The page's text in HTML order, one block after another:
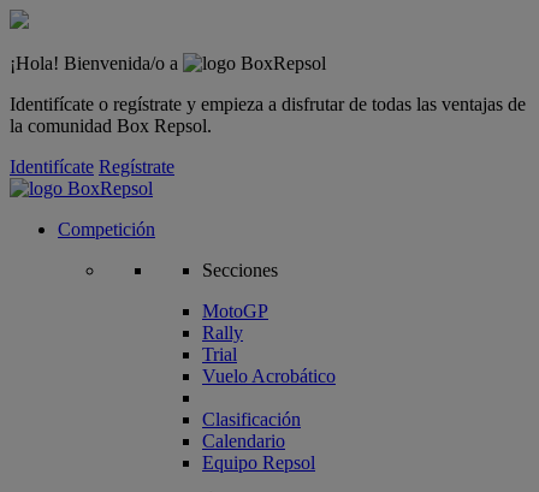
¡Hola! Bienvenida/o a
Identifícate o regístrate y empieza a disfrutar de todas las ventajas de
la comunidad Box Repsol.
Identifícate Regístrate
Competición
Secciones
MotoGP
Rally
Trial
Vuelo Acrobático
Clasificación
Calendario
Equipo Repsol